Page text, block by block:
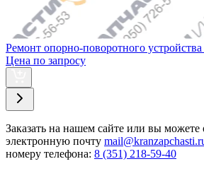
Ремонт опорно-поворотного
Цена по запросу
Заказать на нашем сайте или вы можете
электронную почту
номеру телефона: 8 (351) 218-59-40